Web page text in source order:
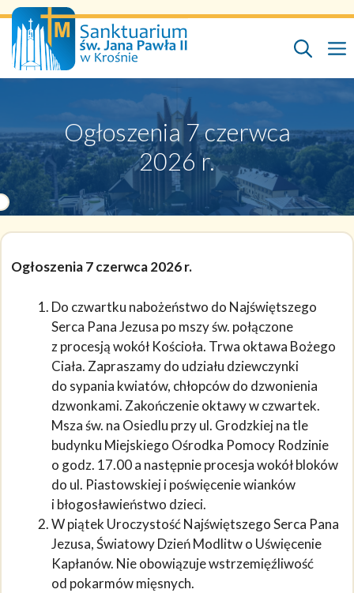
Przejdź
do
treści
Ogłoszenia 7 czerwca
2026 r.
Ogłoszenia 7 czerwca 2026 r.
Do czwartku nabożeństwo do Najświętszego
Serca Pana Jezusa po mszy św. połączone
z procesją wokół Kościoła. Trwa oktawa Bożego
Ciała. Zapraszamy do udziału dziewczynki
do sypania kwiatów, chłopców do dzwonienia
dzwonkami. Zakończenie oktawy w czwartek.
Msza św. na Osiedlu przy ul. Grodzkiej na tle
budynku Miejskiego Ośrodka Pomocy Rodzinie
o godz. 17.00 a następnie procesja wokół bloków
do ul. Piastowskiej i poświęcenie wianków
i błogosławieństwo dzieci.
W piątek Uroczystość Najświętszego Serca Pana
Jezusa, Światowy Dzień Modlitw o Uświęcenie
Kapłanów. Nie obowiązuje wstrzemięźliwość
od pokarmów mięsnych.